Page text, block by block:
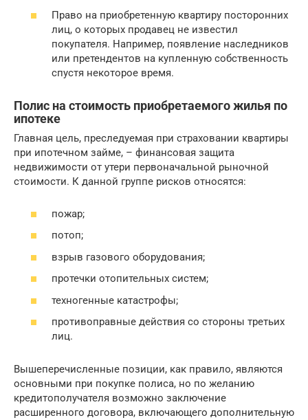
Право на приобретенную квартиру посторонних
лиц, о которых продавец не известил
покупателя. Например, появление наследников
или претендентов на купленную собственность
спустя некоторое время.
Полис на стоимость приобретаемого жилья по
ипотеке
Главная цель, преследуемая при страховании квартиры
при ипотечном займе, – финансовая защита
недвижимости от утери первоначальной рыночной
стоимости. К данной группе рисков относятся:
пожар;
потоп;
взрыв газового оборудования;
протечки отопительных систем;
техногенные катастрофы;
противоправные действия со стороны третьих
лиц.
Вышеперечисленные позиции, как правило, являются
основными при покупке полиса, но по желанию
кредитополучателя возможно заключение
расширенного договора, включающего дополнительную